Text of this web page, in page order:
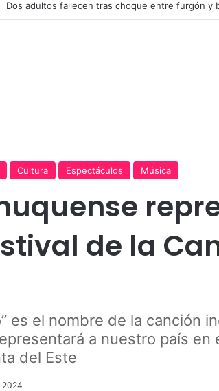
Cultura Espectáculos Música
de la
es el nombre de la canción
a nuestro país en
del Este
2024